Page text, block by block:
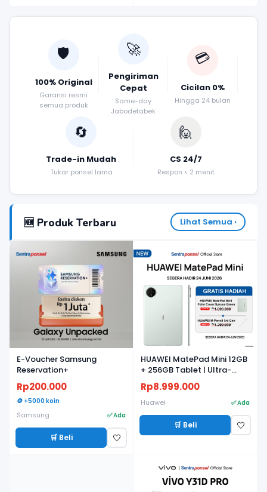
🛡️
100% Original
Garansi resmi
semua produk
🚀
Pengiriman
Cepat
Same-day
Jabodetabek
💳
Cicilan 0%
Hingga 24 bulan
🔄
Trade-in Mudah
Tukar ponsel lama
🙋
CS 24/7
Respon < 2 menit
🆕 Produk Terbaru Lihat Semua ›
BARU
E-Voucher Samsung
Reservation+
Rp200.000
🪙 +5000 koin
Samsung ✅ Ada
🛒 Beli 🤍
HUAWEI MatePad Mini 12GB
+ 256GB Tablet | Ultra-
light, Ultra-thin | 8.8"
Flexible OLED PaperMatte
Display | AI WPS
Rp8.999.000
Huawei ✅ Ada
🛒 Beli 🤍
BARU